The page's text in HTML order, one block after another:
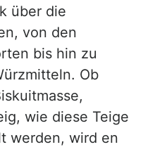
über die
von den
bis hin zu
Ob
wie diese Teige
werden, wird en